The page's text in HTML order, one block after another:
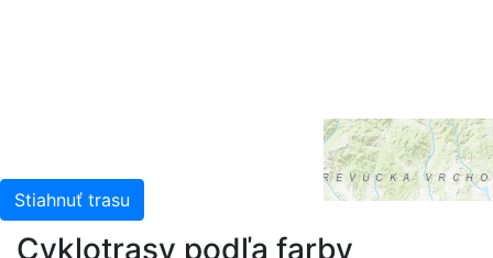
Stiahnuť trasu
Cyklotrasy podľa farby